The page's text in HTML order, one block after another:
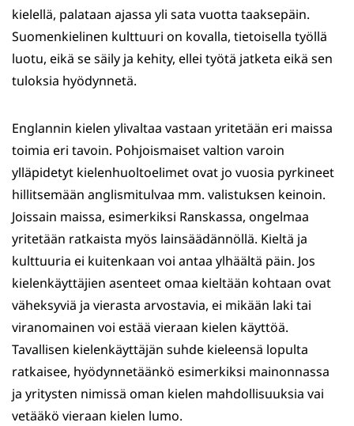
kielellä, palataan ajassa yli sata vuotta taaksepäin.
Suomenkielinen kulttuuri on kovalla, tietoisella työllä
luotu, eikä se säily ja kehity, ellei työtä jatketa eikä sen
tuloksia hyödynnetä.
Englannin kielen ylivaltaa vastaan yritetään eri maissa
toimia eri tavoin. Pohjoismaiset valtion varoin
ylläpidetyt kielenhuoltoelimet ovat jo vuosia pyrkineet
hillitsemään anglismitulvaa mm. valistuksen keinoin.
Joissain maissa, esimerkiksi Ranskassa, ongelmaa
yritetään ratkaista myös lainsäädännöllä. Kieltä ja
kulttuuria ei kuitenkaan voi antaa ylhäältä päin. Jos
kielenkäyttäjien asenteet omaa kieltään kohtaan ovat
väheksyviä ja vierasta arvostavia, ei mikään laki tai
viranomainen voi estää vieraan kielen käyttöä.
Tavallisen kielenkäyttäjän suhde kieleensä lopulta
ratkaisee, hyödynnetäänkö esimerkiksi mainonnassa
ja yritysten nimissä oman kielen mahdollisuuksia vai
vetääkö vieraan kielen lumo.